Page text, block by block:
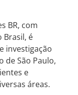
BR, com
Brasil, é
investigação
de São Paulo,
e
áreas.